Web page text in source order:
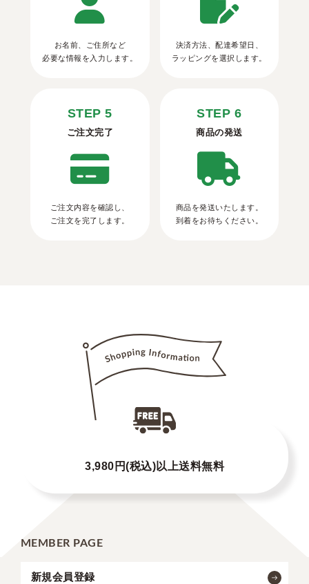
お名前、ご住所など
必要な情報を入力します。
決済方法、配達希望日、
ラッピングを選択します。
STEP 5
ご注文完了
ご注文内容を確認し、
ご注文を完了します。
STEP 6
商品の発送
商品を発送いたします。
到着をお待ちください。
3,980円(税込)以上送料無料
MEMBER PAGE
新規会員登録